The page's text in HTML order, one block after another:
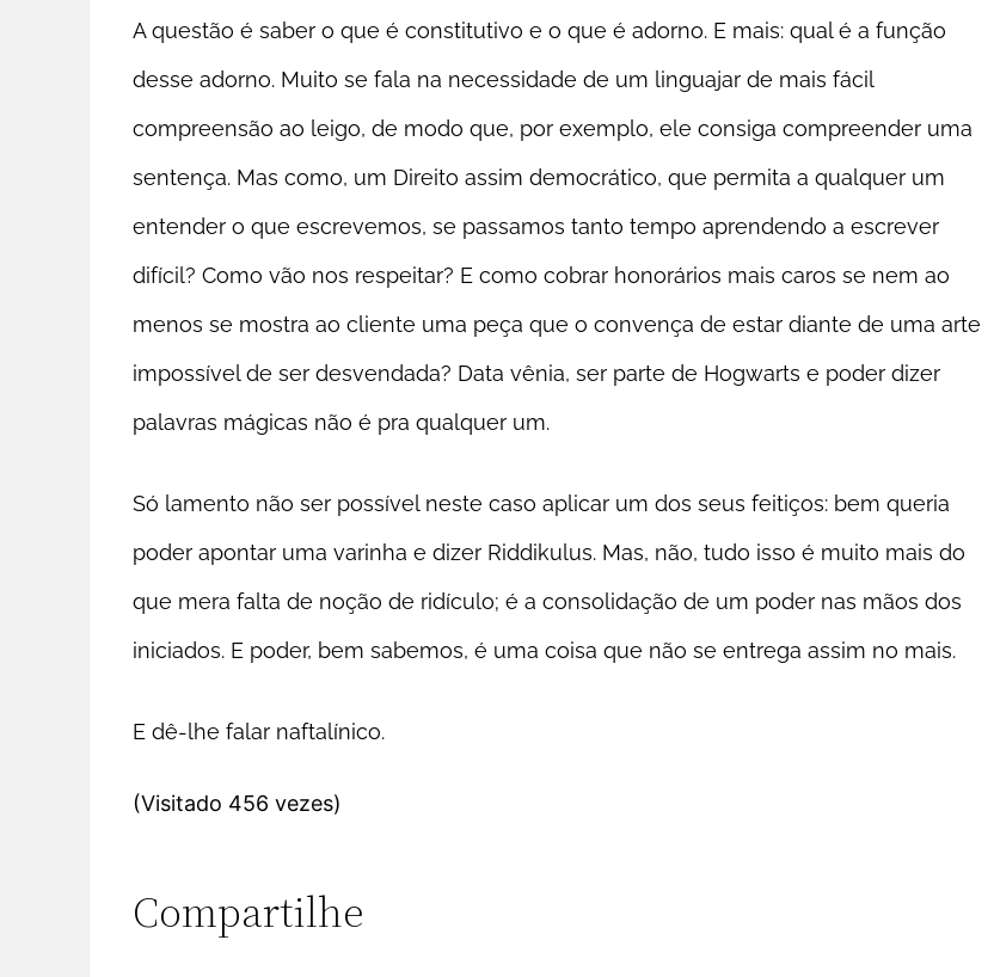
A questão é saber o que é constitutivo e o que é adorno. E mais: qual é a função
desse adorno. Muito se fala na necessidade de um linguajar de mais fácil
compreensão ao leigo, de modo que, por exemplo, ele consiga compreender uma
sentença. Mas como, um Direito assim democrático, que permita a qualquer um
entender o que escrevemos, se passamos tanto tempo aprendendo a escrever
difícil? Como vão nos respeitar? E como cobrar honorários mais caros se nem ao
menos se mostra ao cliente uma peça que o convença de estar diante de uma arte
impossível de ser desvendada? Data vênia, ser parte de Hogwarts e poder dizer
palavras mágicas não é pra qualquer um.
Só lamento não ser possível neste caso aplicar um dos seus feitiços: bem queria
poder apontar uma varinha e dizer Riddikulus. Mas, não, tudo isso é muito mais do
que mera falta de noção de ridículo; é a consolidação de um poder nas mãos dos
iniciados. E poder, bem sabemos, é uma coisa que não se entrega assim no mais.
E dê-lhe falar naftalínico.
(Visitado 456 vezes)
Compartilhe